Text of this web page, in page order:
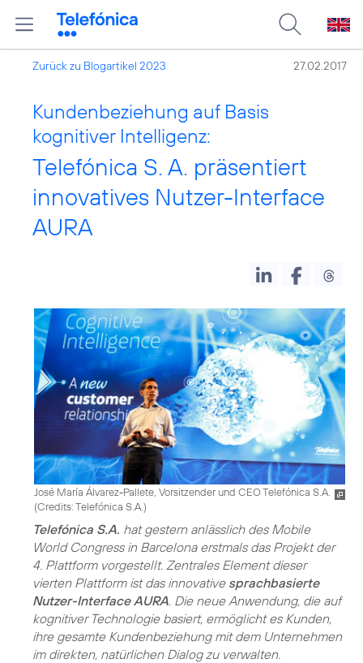
Zurück zu Blogartikel 2023 27.02.2017
Kundenbeziehung auf Basis
kognitiver Intelligenz:
Telefónica S. A. präsentiert
innovatives Nutzer-Interface
AURA
José María Álvarez-Pallete, Vorsitzender und CEO Telefónica S.A.
(Credits: Telefónica S.A.)
Telefónica S.A. hat gestern anlässlich des Mobile
World Congress in Barcelona erstmals das Projekt der
4. Plattform vorgestellt. Zentrales Element dieser
vierten Plattform ist das innovative sprachbasierte
Nutzer-Interface AURA . Die neue Anwendung, die auf
kognitiver Technologie basiert, ermöglicht es Kunden,
ihre gesamte Kundenbeziehung mit dem Unternehmen
im direkten, natürlichen Dialog zu verwalten.